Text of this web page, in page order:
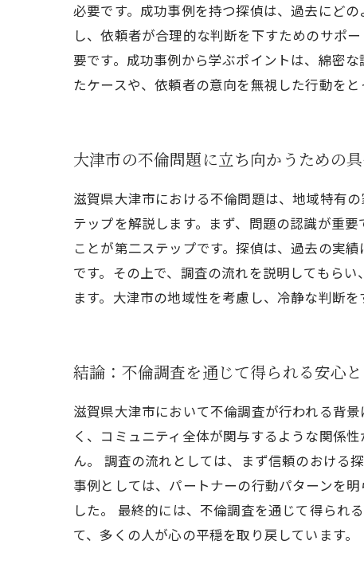
必要です。成功事例を持つ探偵は、過去にど
し、依頼者が合理的な判断を下すためのサポ
要です。成功事例から学ぶポイントは、綿密
たケースや、依頼者の意向を無視した行動を
大津市の不倫問題に立ち向かうための
滋賀県大津市における不倫問題は、地域特有
テップを解説します。まず、問題の認識が重
ことが第二ステップです。探偵は、過去の実
です。その上で、調査の流れを説明してもら
ます。大津市の地域性を考慮し、冷静な判断
結論：不倫調査を通じて得られる安心
滋賀県大津市において不倫調査が行われる背
く、コミュニティ全体が関与するような関係
ん。 調査の流れとしては、まず信頼のおける
事例としては、パートナーの行動パターンを
した。 最終的には、不倫調査を通じて得られ
て、多くの人が心の平穏を取り戻しています。